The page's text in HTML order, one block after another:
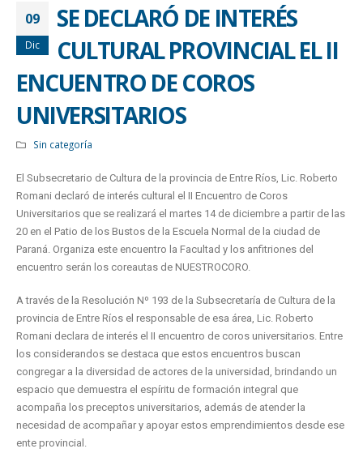
09
Dic
SE DECLARÓ DE INTERÉS
CULTURAL PROVINCIAL EL II
ENCUENTRO DE COROS
UNIVERSITARIOS
Sin categoría
El Subsecretario de Cultura de la provincia de Entre Ríos, Lic. Roberto
Romani declaró de interés cultural el II Encuentro de Coros
Universitarios que se realizará el martes 14 de diciembre a partir de las
20 en el Patio de los Bustos de la Escuela Normal de la ciudad de
Paraná. Organiza este encuentro la Facultad y los anfitriones del
encuentro serán los coreautas de NUESTROCORO.
A través de la Resolución Nº 193 de la Subsecretaría de Cultura de la
provincia de Entre Ríos el responsable de esa área, Lic. Roberto
Romani declara de interés el II encuentro de coros universitarios. Entre
los considerandos se destaca que estos encuentros buscan
congregar a la diversidad de actores de la universidad, brindando un
espacio que demuestra el espíritu de formación integral que
acompaña los preceptos universitarios, además de atender la
necesidad de acompañar y apoyar estos emprendimientos desde ese
ente provincial.